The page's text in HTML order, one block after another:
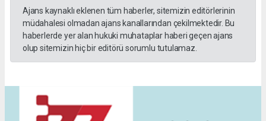
Ajans kaynaklı eklenen tüm haberler, sitemizin editörlerinin
müdahalesi olmadan ajans kanallarından çekilmektedir. Bu
haberlerde yer alan hukuki muhataplar haberi geçen ajans
olup sitemizin hiç bir editörü sorumlu tutulamaz.